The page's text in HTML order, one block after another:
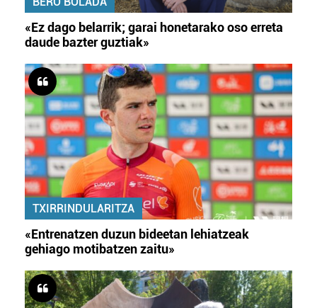
«Ez dago belarrik; garai honetarako oso erreta
daude bazter guztiak»
TXIRRINDULARITZA
«Entrenatzen duzun bideetan lehiatzeak
gehiago motibatzen zaitu»